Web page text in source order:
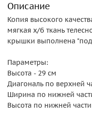
Описание
Копия высокого
мягкая х/б ткань
крышки выполнена
Параметры:
Высота - 29 см
Диагональ по верхней
Ширина по нижней
Высота по нижней